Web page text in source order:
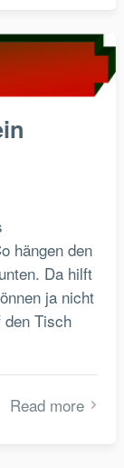
hängen den
Da hilft
ja nicht
den Tisch
Read more